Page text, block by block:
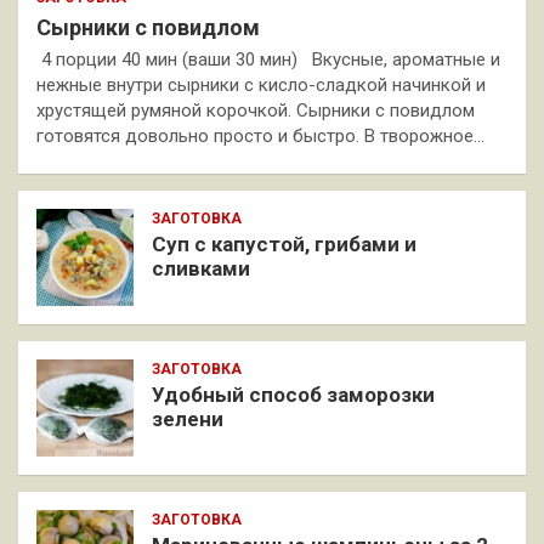
Сырники с повидлом
4 порции 40 мин (ваши 30 мин) Вкусные, ароматные и
нежные внутри сырники с кисло-сладкой начинкой и
хрустящей румяной корочкой. Сырники с повидлом
готовятся довольно просто и быстро. В творожное…
ЗАГОТОВКА
Суп с капустой, грибами и
сливками
ЗАГОТОВКА
Удобный способ заморозки
зелени
ЗАГОТОВКА